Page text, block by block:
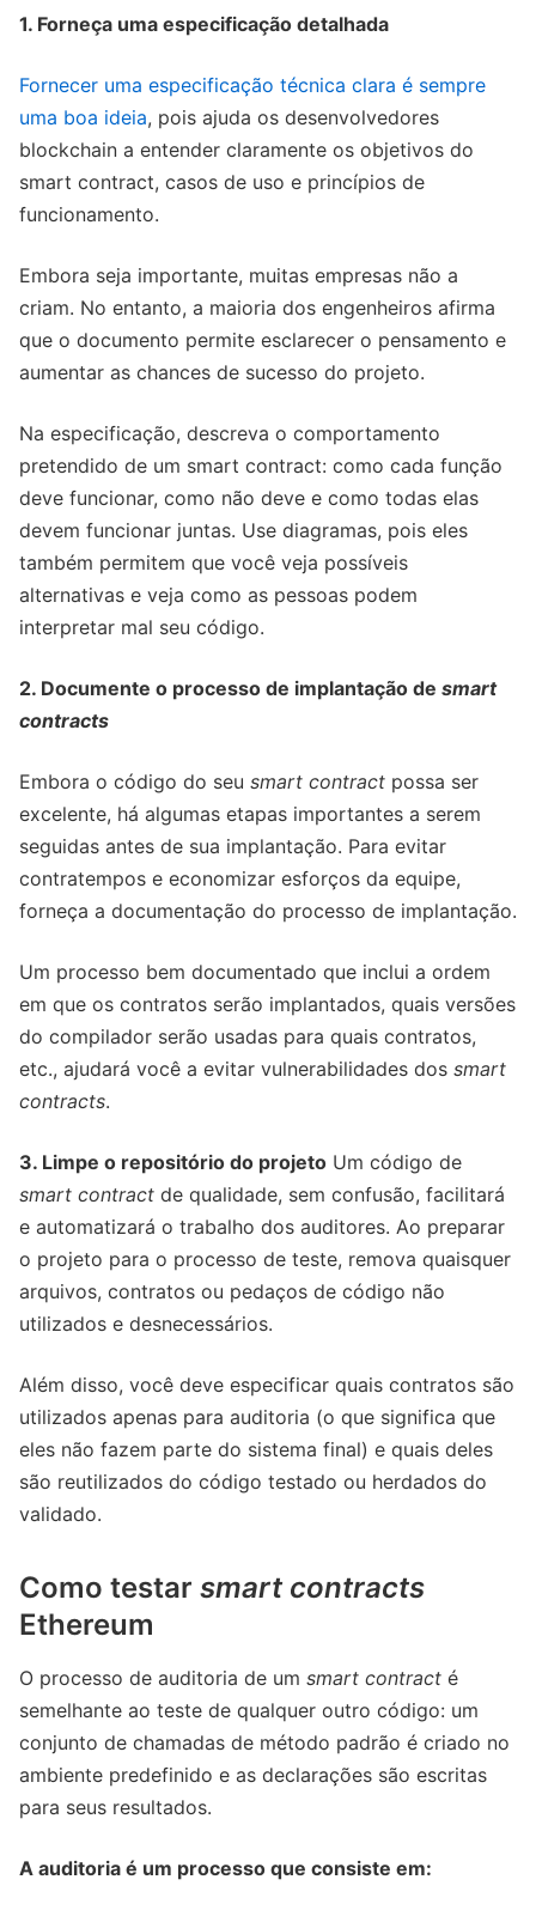
1. Forneça uma especificação detalhada
Fornecer uma especificação técnica clara é sempre
uma boa ideia, pois ajuda os desenvolvedores
blockchain a entender claramente os objetivos do
smart contract, casos de uso e princípios de
funcionamento.
Embora seja importante, muitas empresas não a
criam. No entanto, a maioria dos engenheiros afirma
que o documento permite esclarecer o pensamento e
aumentar as chances de sucesso do projeto.
Na especificação, descreva o comportamento
pretendido de um smart contract: como cada função
deve funcionar, como não deve e como todas elas
devem funcionar juntas. Use diagramas, pois eles
também permitem que você veja possíveis
alternativas e veja como as pessoas podem
interpretar mal seu código.
2. Documente o processo de implantação de smart
contracts
Embora o código do seu smart contract possa ser
excelente, há algumas etapas importantes a serem
seguidas antes de sua implantação. Para evitar
contratempos e economizar esforços da equipe,
forneça a documentação do processo de implantação.
Um processo bem documentado que inclui a ordem
em que os contratos serão implantados, quais versões
do compilador serão usadas para quais contratos,
etc., ajudará você a evitar vulnerabilidades dos smart
contracts.
3. Limpe o repositório do projeto Um código de
smart contract de qualidade, sem confusão, facilitará
e automatizará o trabalho dos auditores. Ao preparar
o projeto para o processo de teste, remova quaisquer
arquivos, contratos ou pedaços de código não
utilizados e desnecessários.
Além disso, você deve especificar quais contratos são
utilizados apenas para auditoria (o que significa que
eles não fazem parte do sistema final) e quais deles
são reutilizados do código testado ou herdados do
validado.
Como testar smart contracts
Ethereum
O processo de auditoria de um smart contract é
semelhante ao teste de qualquer outro código: um
conjunto de chamadas de método padrão é criado no
ambiente predefinido e as declarações são escritas
para seus resultados.
A auditoria é um processo que consiste em: